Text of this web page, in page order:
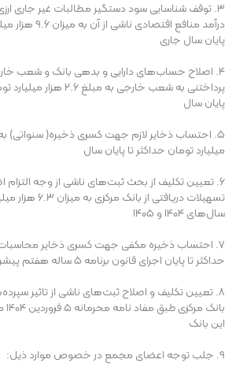
۳. توقف شناسایی سود دستگیر مطالبات غیر جاری
درآمد منافع اقتصادی
پایان سال جاری
۴. اصلاح حساب‌های دارایی و بدهی بانک و شعب
پرداختنی به شعب خارجی به مبلغ
پایان سال
میلیارد تومان حداکثر تا پایان سال
۶. تعیین تکلیف از بحث ثبت‌های ناشی از وجه التزام
تسهیلات دریافتی از
سال‌های ۱۴۰۴ و ۱۴۰۵
۷. احتساب ذخیره مکفی جهت کسری ذخایر محاسبات
حداکثر تا پایان اجرای قانون برنامه ۵ ساله هفتم پیشرفت
۸. تعیین تکلیف و اصلاح ثبت‌های ناشی از تاثیر
این بانک
۹. جلب توجه اعضای مجمع در خصوص موارد ذیل: